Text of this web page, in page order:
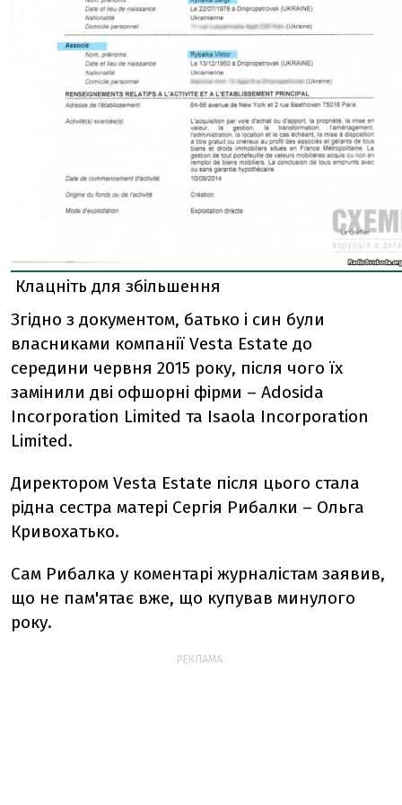
Клацніть для збільшення
Згідно з документом, батько і син були
власниками компанії Vesta Estate до
середини червня 2015 року, після чого їх
замінили дві офшорні фірми – Adosida
Incorporation Limited та Isaola Incorporation
Limited.
Директором Vesta Estate після цього стала
рідна сестра матері Сергія Рибалки – Ольга
Кривохатько.
Сам Рибалка у коментарі журналістам заявив,
що не пам'ятає вже, що купував минулого
року.
РЕКЛАМА: